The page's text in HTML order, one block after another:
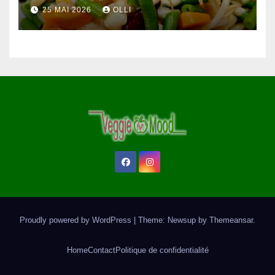
25 MAI 2026 OLLI
Proudly powered by WordPress Theme: Newsup by Themeansar.
HomeContactPolitique de confidentialité